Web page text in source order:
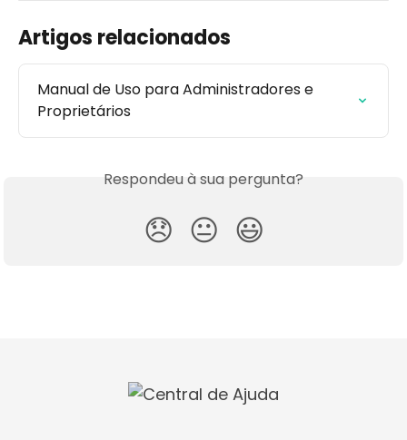
Artigos relacionados
Manual de Uso para Administradores e
Proprietários
Respondeu à sua pergunta?
😞 😐 😃